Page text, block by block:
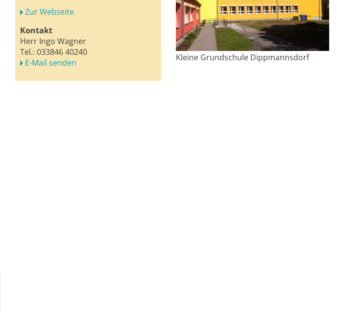
Zur Webseite
Kontakt
Herr Ingo Wagner
Tel.: 033846 40240
E-Mail senden
Kleine Grundschule Dippmannsdorf